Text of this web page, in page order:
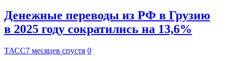
Денежные переводы из РФ в Грузию
в 2025 году сократились на 13,6%
ТАСС7 месяцев спустя 0